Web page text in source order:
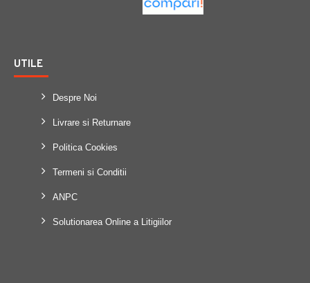
UTILE
Despre Noi
Livrare si Returnare
Politica Cookies
Termeni si Conditii
ANPC
Solutionarea Online a Litigiilor